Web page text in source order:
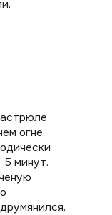
огне.
5 минут.